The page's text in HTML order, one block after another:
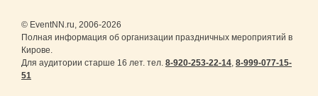
© EventNN.ru, 2006-2026
Полная информация об организации праздничных мероприятий в
Кирове.
Для аудитории старше 16 лет. тел. 8-920-253-22-14, 8-999-077-15-
51